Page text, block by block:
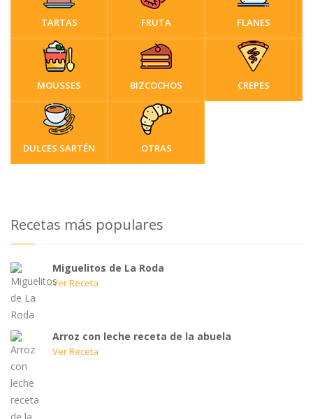
TARTAS FRUTA FLANES
MOUSSES BIZCOCHOS CREPES
DULCES SARTÉN OTRAS
Recetas más populares
Miguelitos de La Roda
Ver Receta
Arroz con leche receta de la abuela
Ver Receta